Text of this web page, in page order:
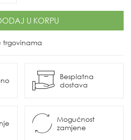
U KORPU
trgovinama
Besplatna
dostava
Mogućnost
zamjene